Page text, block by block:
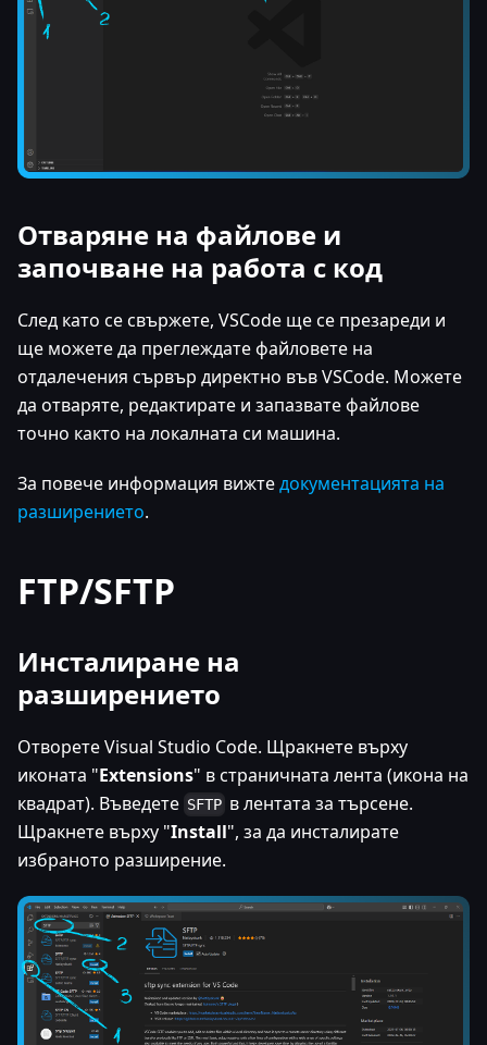
Отваряне на файлове и
започване на работа с код
След като се свържете, VSCode ще се презареди и
ще можете да преглеждате файловете на
отдалечения сървър директно във VSCode. Можете
да отваряте, редактирате и запазвате файлове
точно както на локалната си машина.
За повече информация вижтедокументацията на
разширението.
FTP/SFTP
Инсталиране на
разширението
Отворете Visual Studio Code. Щракнете върху
иконата "Extensions" в страничната лента (икона на
квадрат). Въведете SFTP в лентата за търсене.
Щракнете върху "Install", за да инсталирате
избраното разширение.